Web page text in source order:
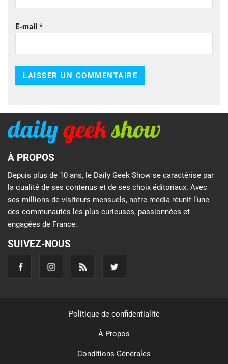
E-mail *
À PROPOS
Depuis plus de 10 ans, le Daily Geek Show se caractérise par
la qualité de ses contenus et de ses choix éditoriaux. Avec
ses millions de visiteurs mensuels, notre média réunit l’une
des communautés les plus curieuses, passionnées et
engagées de France.
SUIVEZ-NOUS
Politique de confidentialité
À Propos
Conditions Générales